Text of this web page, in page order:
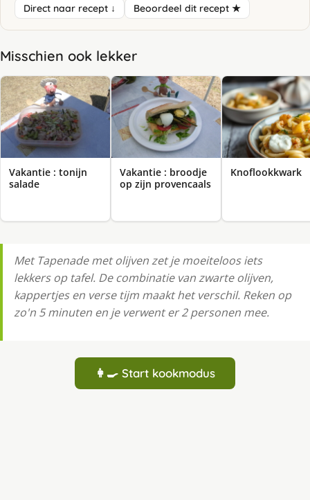
Direct naar recept ↓ Beoordeel dit recept ★
Misschien ook lekker
Vakantie : tonijn
salade
Vakantie : broodje
op zijn provencaals
Knoflookkwark
Met Tapenade met olijven zet je moeiteloos iets
lekkers op tafel. De combinatie van zwarte olijven,
kappertjes en verse tijm maakt het verschil. Reken op
zo'n 5 minuten en je verwent er 2 personen mee.
👩‍🍳 Start kookmodus